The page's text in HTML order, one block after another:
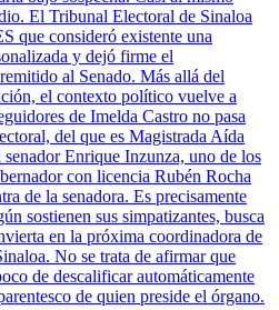
El Tribunal Electoral de Sinaloa
que consideró existente una
y dejó firme el
al Senado. Más allá del
el contexto político vuelve a
de Imelda Castro no pasa
del que es Magistrada Aída
Enrique Inzunza, uno de los
con licencia Rubén Rocha
de la senadora. Es precisamente
sostienen sus simpatizantes, busca
en la próxima coordinadora de
No se trata de afirmar que
de descalificar automáticamente
de quien preside el órgano.